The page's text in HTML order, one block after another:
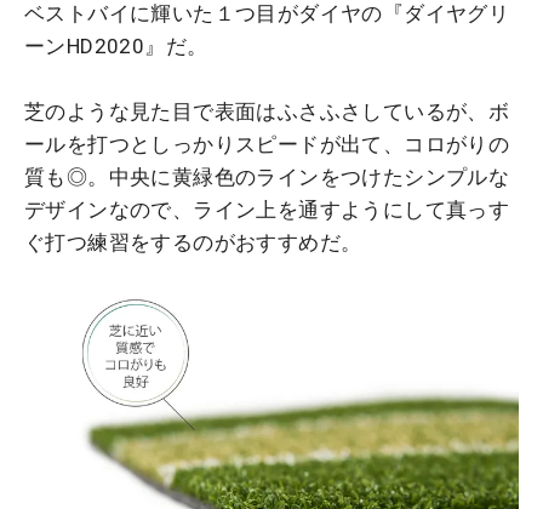
ベストバイに輝いた１つ目がダイヤの『ダイヤグリ
ーンHD2020』だ。
芝のような見た目で表面はふさふさしているが、ボ
ールを打つとしっかりスピードが出て、コロがりの
質も◎。中央に黄緑色のラインをつけたシンプルな
デザインなので、ライン上を通すようにして真っす
ぐ打つ練習をするのがおすすめだ。